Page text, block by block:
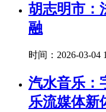
胡志明市：
融
时间：2026-03-04
汽水音乐：
乐流媒体新